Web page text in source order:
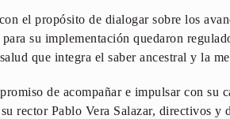
el propósito de dialogar sobre los
su implementación quedaron
que integra el saber ancestral y la
de acompañar e impulsar con su
rector Pablo Vera Salazar, directivos y